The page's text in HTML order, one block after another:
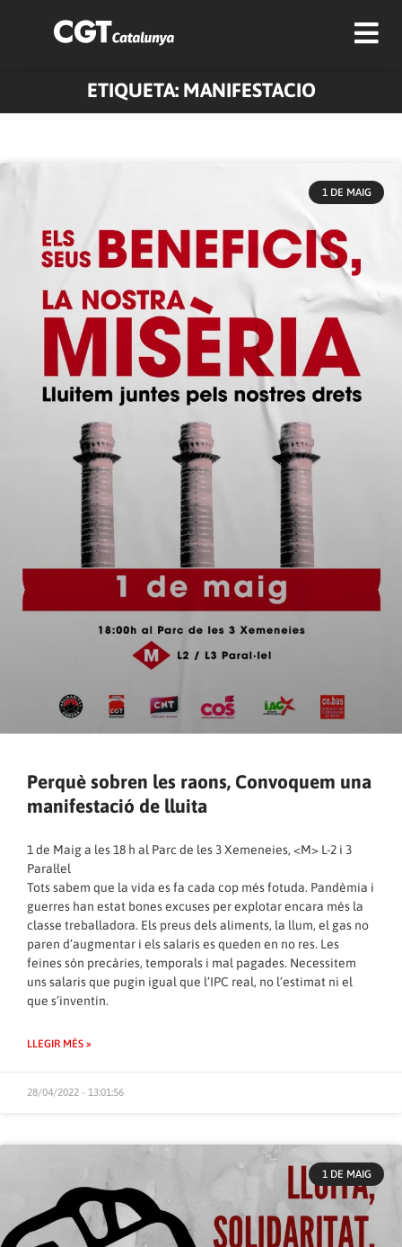
ETIQUETA: MANIFESTACIO
1 DE MAIG
Perquè sobren les raons, Convoquem una
manifestació de lluita
1 de Maig a les 18 h al Parc de les 3 Xemeneies, <M> L-2 i 3
Paral·lel
Tots sabem que la vida es fa cada cop més fotuda. Pandèmia i
guerres han estat bones excuses per explotar encara més la
classe treballadora. Els preus dels aliments, la llum, el gas no
paren d’augmentar i els salaris es queden en no res. Les
feines són precàries, temporals i mal pagades. Necessitem
uns salaris que pugin igual que l’IPC real, no l’estimat ni el
que s’inventin.
LLEGIR MÉS »
28/04/2022 - 13:01:56
1 DE MAIG